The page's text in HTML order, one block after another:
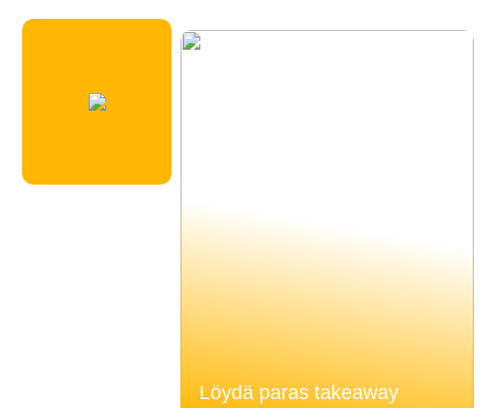
Löydä paras takeaway